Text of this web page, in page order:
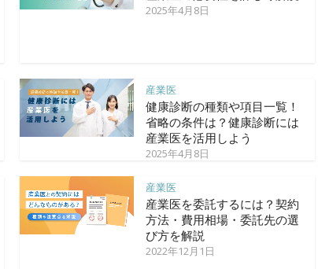
2025年4月8日
産業医
健康診断の種類や項目一覧！
省略の条件は？健康診断には
産業医を活用しよう
2025年4月8日
産業医
産業医を委託するには？契約
方法・費用相場・委託先の選
び方を解説
2022年12月1日